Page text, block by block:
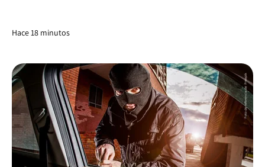
Hace 18 minutos